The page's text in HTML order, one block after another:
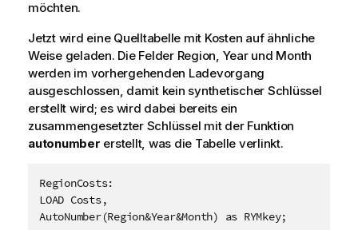
möchten.
Jetzt wird eine Quelltabelle mit Kosten auf ähnliche
Weise geladen. Die Felder Region Yearund Month
werden im vorhergehenden Ladevorgang
ausgeschlossen, damit kein synthetischer Schlüssel
erstellt wird; es wird dabei bereits ein
zusammengesetzter Schlüssel mit der Funktion
autonumber erstellt, was die Tabelle verlinkt.
RegionCosts:
LOAD Costs,
AutoNumber(Region&Year&Month) as RYMkey;